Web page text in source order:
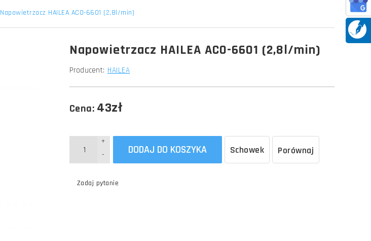
Napowietrzacz HAILEA ACO-6601 (2,8l/min)
Napowietrzacz HAILEA ACO-6601 (2,8l/min)
Producent: HAILEA
Cena: 43zł
-
+
DODAJ DO KOSZYKA Schowek Porównaj
Zadaj pytanie